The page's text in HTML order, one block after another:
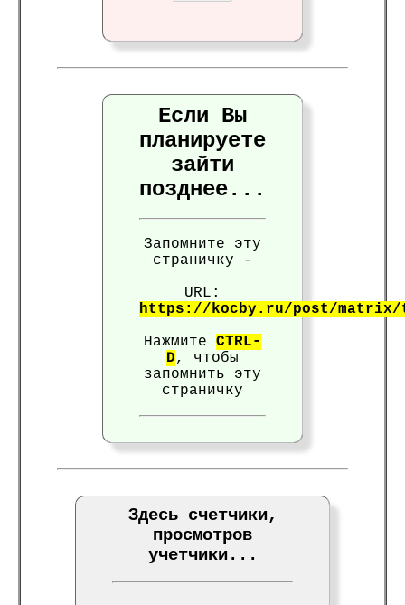
Если Вы
планируете
зайти
позднее...
Запомните эту
страничку -
URL:
https://kocby.ru/post/matrix/
Нажмите CTRL-
D, чтобы
запомнить эту
страничку
Здесь счетчики,
просмотров
учетчики...